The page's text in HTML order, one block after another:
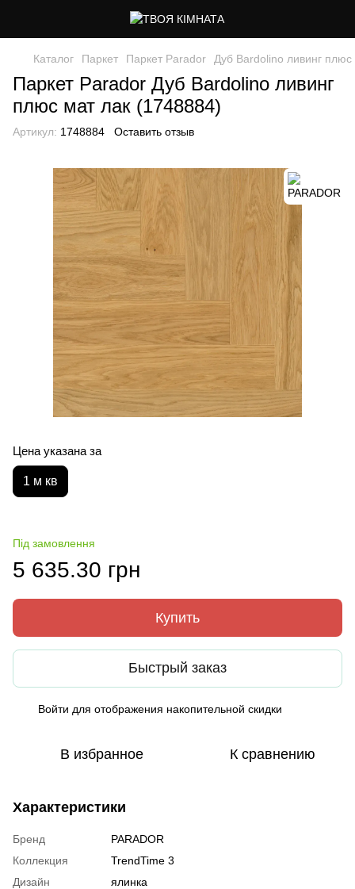
Каталог Паркет Паркет Parador Дуб Bardolino ливинг плюс
Паркет Parador Дуб Bardolino ливинг
плюс мат лак (1748884)
Артикул: 1748884 Оставить отзыв
Цена указана за
1 м кв
Під замовлення
5 635.30 грн
Купить
Быстрый заказ
Войти для отображения накопительной скидки
В избранное К сравнению
Характеристики
Бренд
PARADOR
Коллекция
TrendTime 3
Дизайн
ялинка